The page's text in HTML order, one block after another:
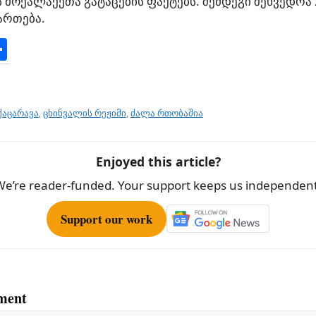
h
e ,ცხინვალის რეჟიმი,ძალა რთობაშია
Enjoyed this article?
reader-funded. Your support keeps us
Support our work